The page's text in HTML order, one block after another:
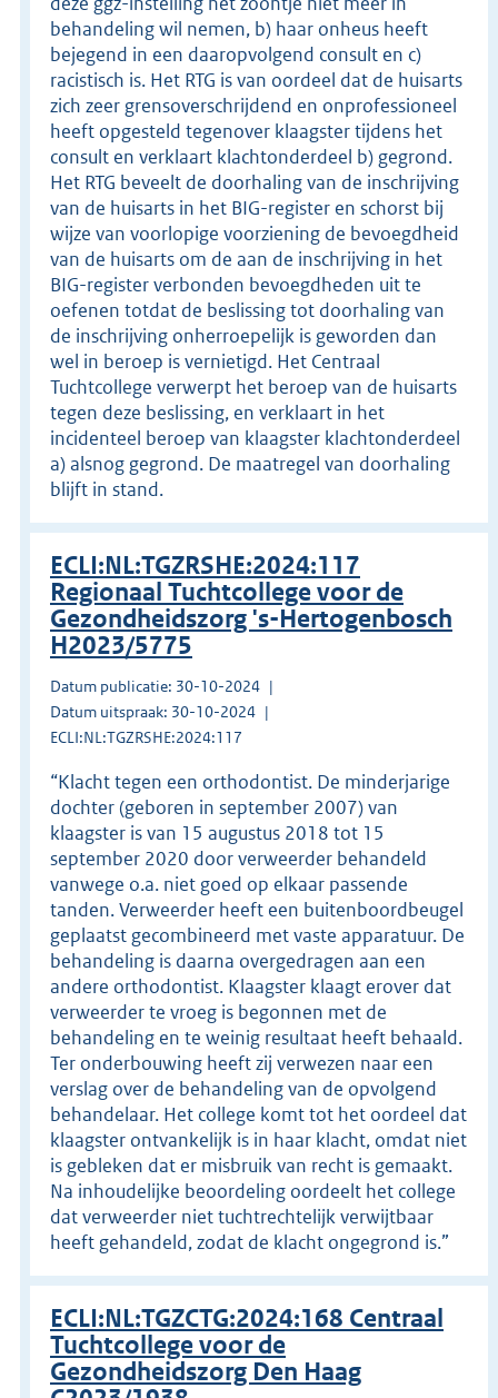
behandeling wil nemen, b) haar onheus heeft
bejegend in een daaropvolgend consult en c)
racistisch is. Het RTG is van oordeel dat de huisarts
zich zeer grensoverschrijdend en onprofessioneel
heeft opgesteld tegenover klaagster tijdens het
consult en verklaart klachtonderdeel b) gegrond.
Het RTG beveelt de doorhaling van de inschrijving
van de huisarts in het BIG-register en schorst bij
wijze van voorlopige voorziening de bevoegdheid
van de huisarts om de aan de inschrijving in het
BIG-register verbonden bevoegdheden uit te
oefenen totdat de beslissing tot doorhaling van
de inschrijving onherroepelijk is geworden dan
wel in beroep is vernietigd. Het Centraal
Tuchtcollege verwerpt het beroep van de huisarts
tegen deze beslissing, en verklaart in het
incidenteel beroep van klaagster klachtonderdeel
a) alsnog gegrond. De maatregel van doorhaling
blijft in stand.
ECLI:NL:TGZRSHE:2024:117
Regionaal Tuchtcollege voor de
Gezondheidszorg 's-Hertogenbosch
H2023/5775
Datum publicatie: 30-10-2024
Datum uitspraak: 30-10-2024
ECLI:NL:TGZRSHE:2024:117
“Klacht tegen een orthodontist. De minderjarige
dochter (geboren in september 2007) van
klaagster is van 15 augustus 2018 tot 15
september 2020 door verweerder behandeld
vanwege o.a. niet goed op elkaar passende
tanden. Verweerder heeft een buitenboordbeugel
geplaatst gecombineerd met vaste apparatuur. De
behandeling is daarna overgedragen aan een
andere orthodontist. Klaagster klaagt erover dat
verweerder te vroeg is begonnen met de
behandeling en te weinig resultaat heeft behaald.
Ter onderbouwing heeft zij verwezen naar een
verslag over de behandeling van de opvolgend
behandelaar. Het college komt tot het oordeel dat
klaagster ontvankelijk is in haar klacht, omdat niet
is gebleken dat er misbruik van recht is gemaakt.
Na inhoudelijke beoordeling oordeelt het college
dat verweerder niet tuchtrechtelijk verwijtbaar
heeft gehandeld, zodat de klacht ongegrond is.”
ECLI:NL:TGZCTG:2024:168 Centraal
Tuchtcollege voor de
Gezondheidszorg Den Haag